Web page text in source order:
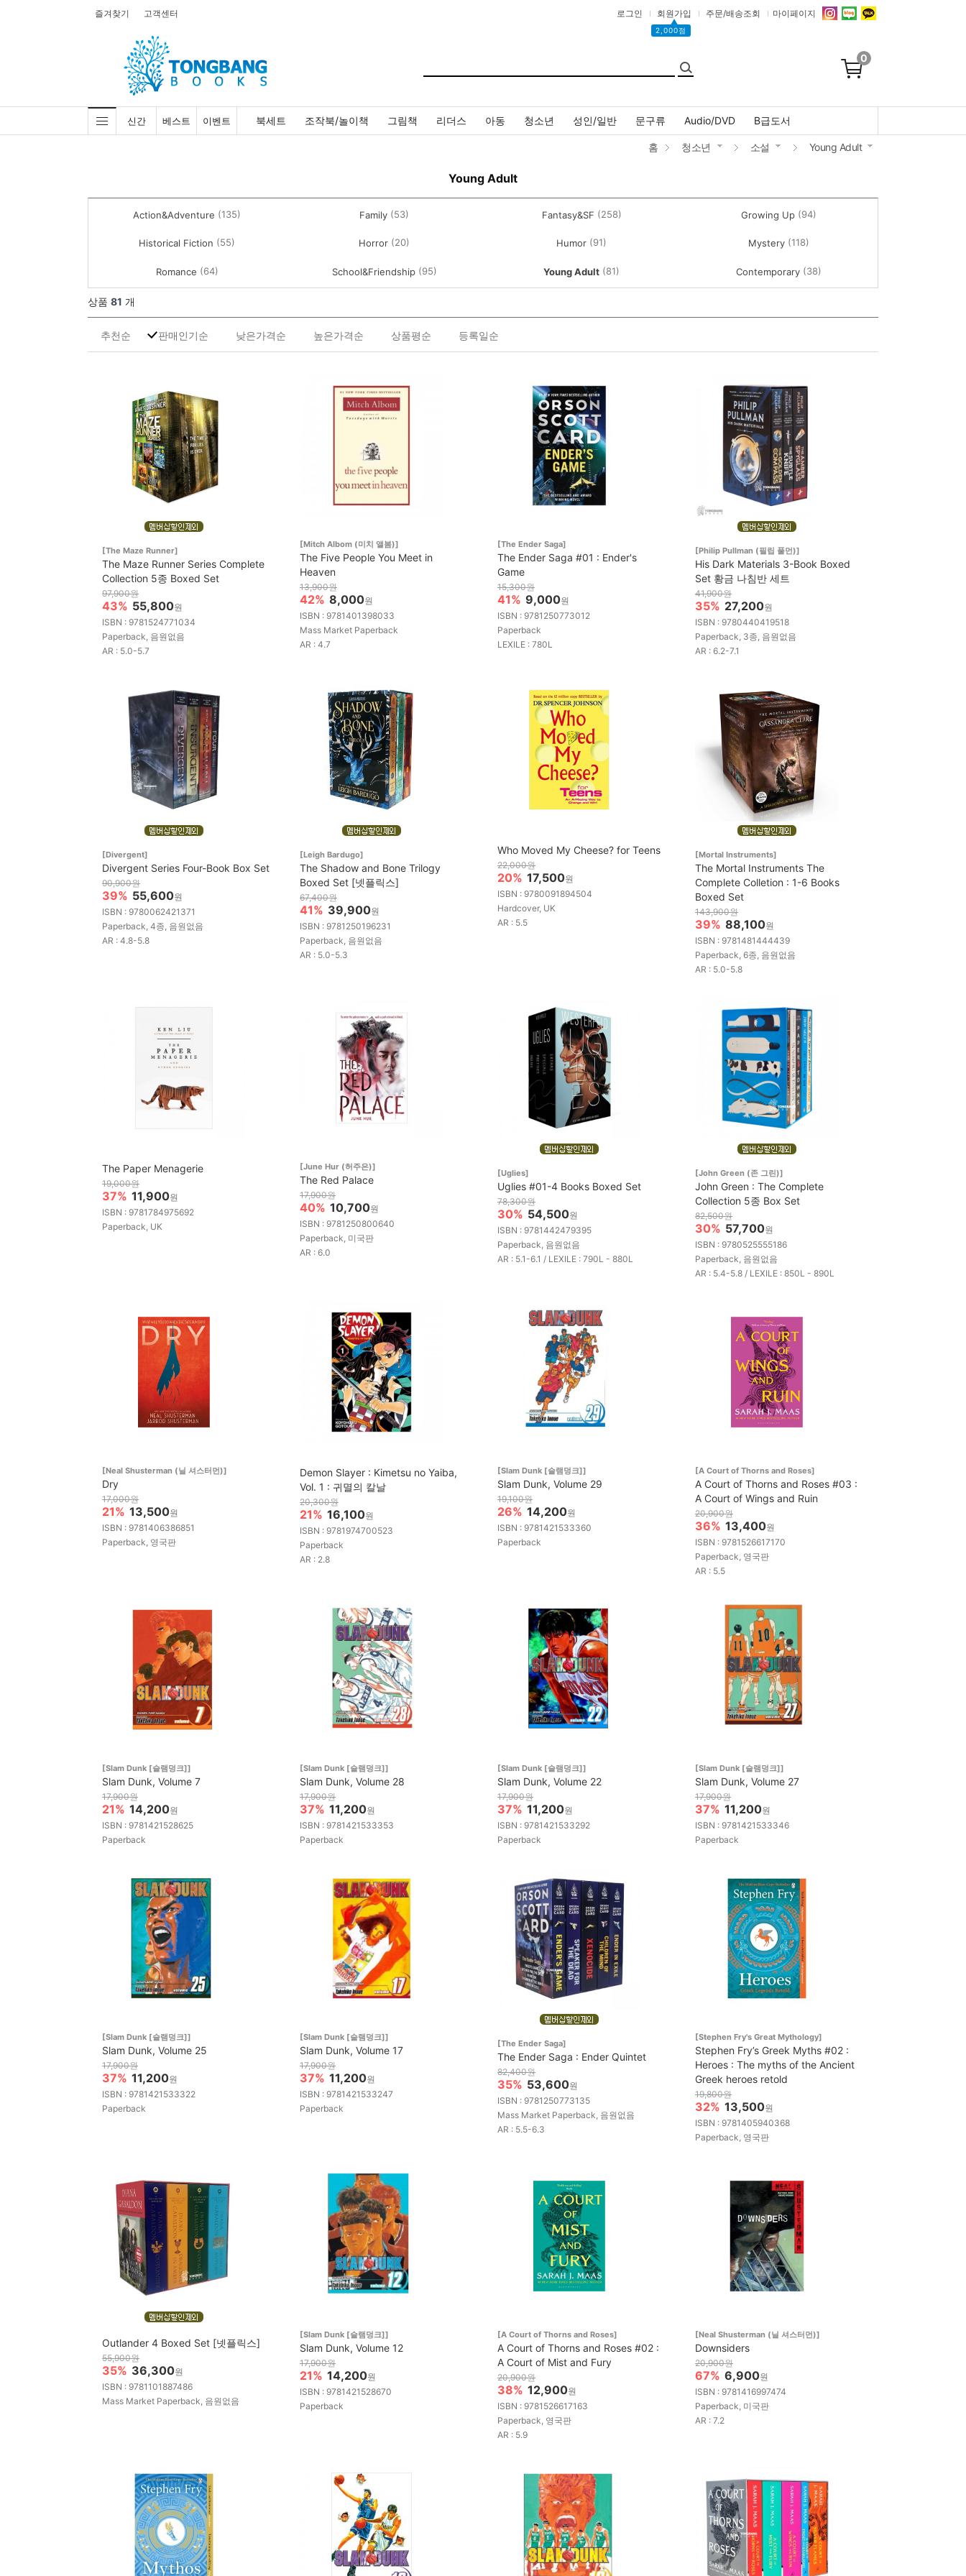
즐겨찾기 고객센터 로그인 회원가입
▲
2,000점
주문/배송조회 마이페이지
0
신간 베스트 이벤트 북세트 조작북/놀이책 그림책 리더스 아동 청소년 성인/일반 문구류 Audio/DVD B급도서
홈 청소년 소설 Young Adult
Young Adult
Action&Adventure (135) Family (53) Fantasy&SF (258) Growing Up (94)
Historical Fiction (55) Horror (20) Humor (91) Mystery (118)
Romance (64) School&Friendship (95) Young Adult (81) Contemporary (38)
상품 81 개
추천순 판매인기순 낮은가격순 높은가격순 상품평순 등록일순
[The Maze Runner]
The Maze Runner Series Complete
Collection 5종 Boxed Set
97,900원
43% 55,800원
ISBN : 9781524771034
Paperback, 음원없음
AR : 5.0-5.7
[Mitch Albom (미치 앨봄)]
The Five People You Meet in
Heaven
13,900원
42% 8,000원
ISBN : 9781401398033
Mass Market Paperback
AR : 4.7
[The Ender Saga]
The Ender Saga #01 : Ender's
Game
15,300원
41% 9,000원
ISBN : 9781250773012
Paperback
LEXILE : 780L
[Philip Pullman (필립 풀먼)]
His Dark Materials 3-Book Boxed
Set 황금 나침반 세트
41,900원
35% 27,200원
ISBN : 9780440419518
Paperback, 3종, 음원없음
AR : 6.2-7.1
[Divergent]
Divergent Series Four-Book Box Set
90,900원
39% 55,600원
ISBN : 9780062421371
Paperback, 4종, 음원없음
AR : 4.8-5.8
[Leigh Bardugo]
The Shadow and Bone Trilogy
Boxed Set [넷플릭스]
67,400원
41% 39,900원
ISBN : 9781250196231
Paperback, 음원없음
AR : 5.0-5.3
Who Moved My Cheese? for Teens
22,000원
20% 17,500원
ISBN : 9780091894504
Hardcover, UK
AR : 5.5
[Mortal Instruments]
The Mortal Instruments The
Complete Colletion : 1-6 Books
Boxed Set
143,900원
39% 88,100원
ISBN : 9781481444439
Paperback, 6종, 음원없음
AR : 5.0-5.8
The Paper Menagerie
19,000원
37% 11,900원
ISBN : 9781784975692
Paperback, UK
[June Hur (허주은)]
The Red Palace
17,900원
40% 10,700원
ISBN : 9781250800640
Paperback, 미국판
AR : 6.0
[Uglies]
Uglies #01-4 Books Boxed Set
78,300원
30% 54,500원
ISBN : 9781442479395
Paperback, 음원없음
AR : 5.1-6.1 / LEXILE : 790L - 880L
[John Green (존 그린)]
John Green : The Complete
Collection 5종 Box Set
82,500원
30% 57,700원
ISBN : 9780525555186
Paperback, 음원없음
AR : 5.4-5.8 / LEXILE : 850L - 890L
[Neal Shusterman (닐 셔스터먼)]
Dry
17,000원
21% 13,500원
ISBN : 9781406386851
Paperback, 영국판
Demon Slayer : Kimetsu no Yaiba,
Vol. 1 : 귀멸의 칼날
20,300원
21% 16,100원
ISBN : 9781974700523
Paperback
AR : 2.8
[Slam Dunk [슬램덩크]]
Slam Dunk, Volume 29
19,100원
26% 14,200원
ISBN : 9781421533360
Paperback
[A Court of Thorns and Roses]
A Court of Thorns and Roses #03 :
A Court of Wings and Ruin
20,900원
36% 13,400원
ISBN : 9781526617170
Paperback, 영국판
AR : 5.5
[Slam Dunk [슬램덩크]]
Slam Dunk, Volume 7
17,900원
21% 14,200원
ISBN : 9781421528625
Paperback
[Slam Dunk [슬램덩크]]
Slam Dunk, Volume 28
17,900원
37% 11,200원
ISBN : 9781421533353
Paperback
[Slam Dunk [슬램덩크]]
Slam Dunk, Volume 22
17,900원
37% 11,200원
ISBN : 9781421533292
Paperback
[Slam Dunk [슬램덩크]]
Slam Dunk, Volume 27
17,900원
37% 11,200원
ISBN : 9781421533346
Paperback
[Slam Dunk [슬램덩크]]
Slam Dunk, Volume 25
17,900원
37% 11,200원
ISBN : 9781421533322
Paperback
[Slam Dunk [슬램덩크]]
Slam Dunk, Volume 17
17,900원
37% 11,200원
ISBN : 9781421533247
Paperback
[The Ender Saga]
The Ender Saga : Ender Quintet
82,400원
35% 53,600원
ISBN : 9781250773135
Mass Market Paperback, 음원없음
AR : 5.5-6.3
[Stephen Fry's Great Mythology]
Stephen Fry’s Greek Myths #02 :
Heroes : The myths of the Ancient
Greek heroes retold
19,800원
32% 13,500원
ISBN : 9781405940368
Paperback, 영국판
Outlander 4 Boxed Set [넷플릭스]
55,900원
35% 36,300원
ISBN : 9781101887486
Mass Market Paperback, 음원없음
[Slam Dunk [슬램덩크]]
Slam Dunk, Volume 12
17,900원
21% 14,200원
ISBN : 9781421528670
Paperback
[A Court of Thorns and Roses]
A Court of Thorns and Roses #02 :
A Court of Mist and Fury
20,900원
38% 12,900원
ISBN : 9781526617163
Paperback, 영국판
AR : 5.9
[Neal Shusterman (닐 셔스터먼)]
Downsiders
20,900원
67% 6,900원
ISBN : 9781416997474
Paperback, 미국판
AR : 7.2